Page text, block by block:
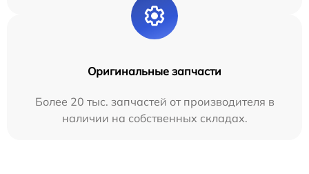
Оригинальные запчасти
Более 20 тыс. запчастей от производителя в
наличии на собственных складах.